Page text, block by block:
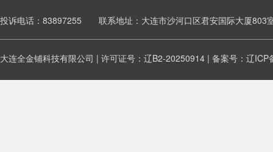
投诉电话：83897255 联系地址：大连市沙河口区君安国际大厦803
大连全金铺科技有限公司 | 许可证号：辽B2-20250914 | 备案号： 辽ICP